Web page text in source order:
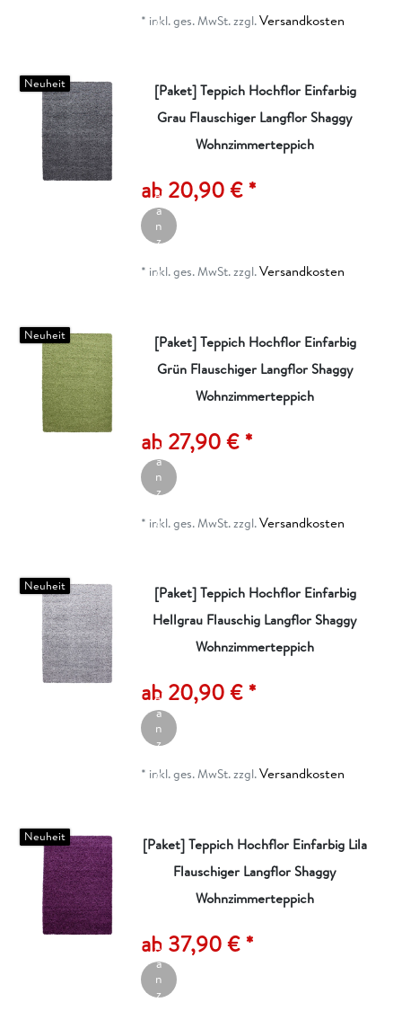
g
* inkl. ges. MwSt.zzgl.Versandkosten
Neuheit
[Paket] Teppich Hochflor Einfarbig
Grau Flauschiger Langflor Shaggy
Wohnzimmerteppich
ab 20,90 € *
ik
el
a
n
z
g
* inkl. ges. MwSt.zzgl.Versandkosten
Neuheit
[Paket] Teppich Hochflor Einfarbig
Grün Flauschiger Langflor Shaggy
Wohnzimmerteppich
ab 27,90 € *
ik
el
a
n
z
g
* inkl. ges. MwSt.zzgl.Versandkosten
Neuheit
[Paket] Teppich Hochflor Einfarbig
Hellgrau Flauschig Langflor Shaggy
Wohnzimmerteppich
ab 20,90 € *
ik
el
a
n
z
g
* inkl. ges. MwSt.zzgl.Versandkosten
Neuheit
[Paket] Teppich Hochflor Einfarbig Lila
Flauschiger Langflor Shaggy
Wohnzimmerteppich
ab 37,90 € *
ik
el
a
n
z